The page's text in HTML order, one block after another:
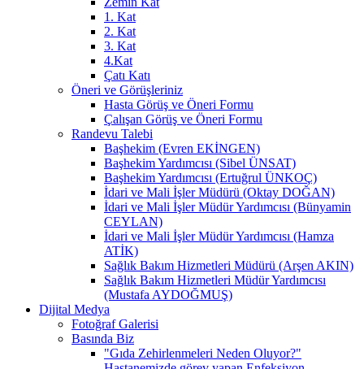
1. Kat
2. Kat
3. Kat
4.Kat
Çatı Katı
Öneri ve Görüşleriniz
Hasta Görüş ve Öneri Formu
Çalışan Görüş ve Öneri Formu
Randevu Talebi
Başhekim (Evren EKİNGEN)
Başhekim Yardımcısı (Sibel ÜNSAT)
Başhekim Yardımcısı (Ertuğrul ÜNKOÇ)
İdari ve Mali İşler Müdürü (Oktay DOĞAN)
İdari ve Mali İşler Müdür Yardımcısı (Bünyamin
CEYLAN)
İdari ve Mali İşler Müdür Yardımcısı (Hamza
ATİK)
Sağlık Bakım Hizmetleri Müdürü (Arşen AKIN)
Sağlık Bakım Hizmetleri Müdür Yardımcısı
(Mustafa AYDOĞMUŞ)
Dijital Medya
Fotoğraf Galerisi
Basında Biz
"Gıda Zehirlenmeleri Neden Oluyor?"